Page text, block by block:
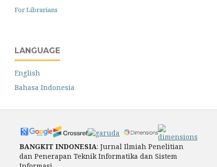
For Librarians
LANGUAGE
English
Bahasa Indonesia
BANGKIT INDONESIA: Jurnal Ilmiah Penelitian
dan Penerapan Teknik Informatika dan Sistem